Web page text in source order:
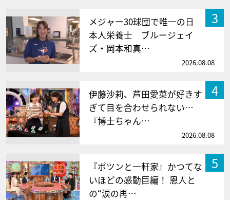
3
メジャー30球団で唯一の日
本人栄養士 ブルージェイ
ズ・岡本和真…
2026.08.08
4
伊藤沙莉、芦田愛菜が好きす
ぎて目を合わせられない…
『博士ちゃん…
2026.08.08
5
『ポツンと一軒家』かつてな
いほどの感動巨編！ 恩人と
の“涙の再…